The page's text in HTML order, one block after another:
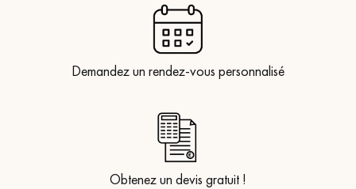
Demandez un rendez-vous personnalisé
Obtenez un devis gratuit !